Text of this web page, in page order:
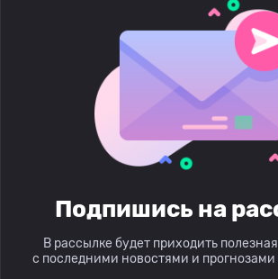
Подпишись на
В рассылке будет приходить
с последними новостями и прогнозами